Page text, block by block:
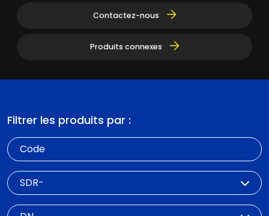
Contactez-nous
Produits connexes
Filtrer les produits par :
Code
SDR
DN